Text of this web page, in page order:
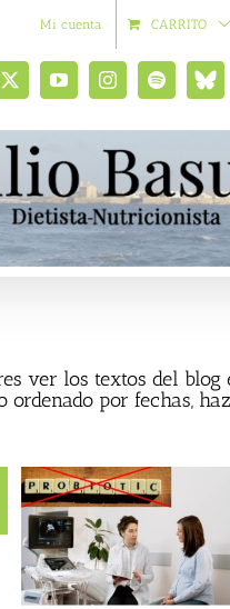
Mi cuenta CARRITO
X YouTubeInstagramSpotify
ver los textos del blog
ordenado por fechas,